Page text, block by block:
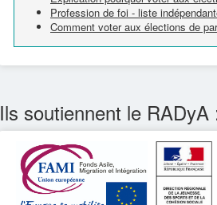
Profession de foi - liste
Comment voter aux élections de
Ils soutiennent le RADyA